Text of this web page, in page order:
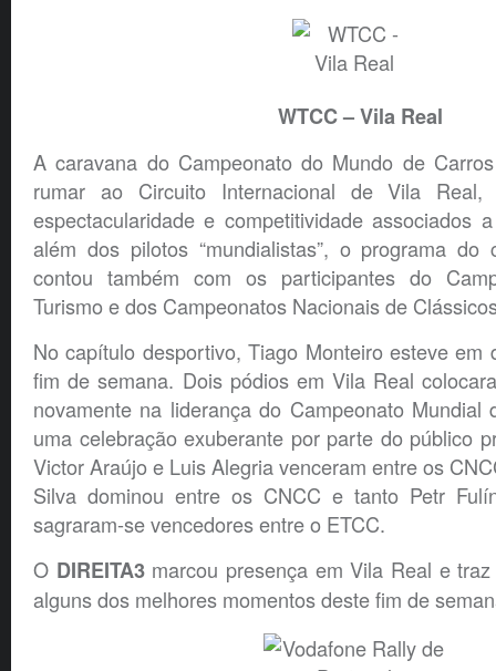
WTCC – Vila Real
A caravana do Campeonato do Mundo de
rumar ao Circuito Internacional de Vila Real,
espectacularidade e competitividade associados
além dos pilotos “mundialistas”, o programa do
contou também com os participantes do
Turismo e dos Campeonatos Nacionais de
No capítulo desportivo, Tiago Monteiro esteve em
fim de semana. Dois pódios em Vila Real
novamente na liderança do Campeonato Mundial
uma celebração exuberante por parte do público
Victor Araújo e Luis Alegria venceram entre os
Silva dominou entre os CNCC e tanto Petr
sagraram-se vencedores entre o ETCC.
O DIREITA3 marcou presença em Vila Real e
alguns dos melhores momentos deste fim de